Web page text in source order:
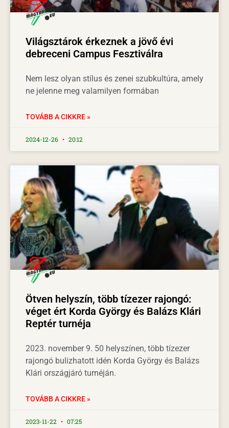
Világsztárok érkeznek a jövő évi
debreceni Campus Fesztiválra
Nem lesz olyan stílus és zenei szubkultúra, amely
ne jelenne meg valamilyen formában
TOVÁBB A CIKKRE »
2024-12-26 20:12
Ötven helyszín, több tízezer rajongó:
véget ért Korda György és Balázs Klári
Reptér turnéja
2023. november 9. 50 helyszínen, több tízezer
rajongó bulizhatott idén Korda György és Balázs
Klári országjáró turnéján.
TOVÁBB A CIKKRE »
2023-11-22 07:25